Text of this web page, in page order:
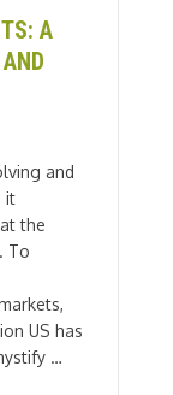
A
and
it
the
To
US has
…